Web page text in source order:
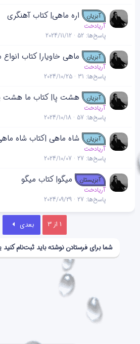
آبزیان اره ماهی| کتاب آهنگری
آریادخت
پاسخ‌ها 52
2024/11/12
آبزیان ماهی خاویار| کتاب انواع
آریادخت
پاسخ‌ها 31
2024/10/25
آبزیان هشت پا| کتاب ما هشت
آریادخت
پاسخ‌ها 57
2024/10/18
آبزیان شاه ماهی |کتاب شاه
آریادخت
پاسخ‌ها 27
2024/10/07
آبزیستان میگو| کتاب میگو
آریادخت
پاسخ‌ها 27
2024/09/29
1 از 3 بعدی
شما برای فرستادن نوشته باید ثبت‌نام